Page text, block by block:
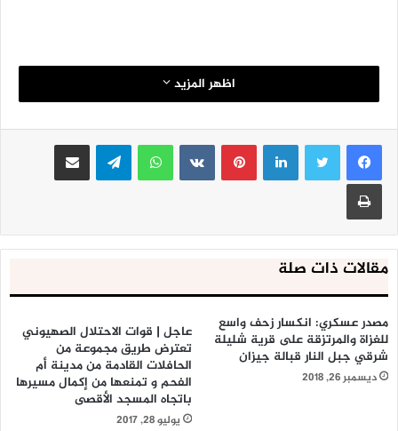
اظهر المزيد
لينكدإنبينتيريست واتساب تيلقرام مشاركة عبر البريد
طباعة
مقالات ذات صلة
مصدر عسكري: انكسار زحف واسع
للغزاة والمرتزقة على قرية شليلة
شرقي جبل النار قبالة جيزان
ديسمبر 26, 2018
عاجل | قوات الاحتلال الصهيوني
تعترض طريق مجموعة من
الحافلات القادمة من مدينة أم
الفحم و تمنعها من إكمال مسيرها
باتجاه المسجد الأقصى
يوليو 28, 2017